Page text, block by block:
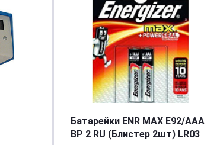
Батарейки ENR MAX E92/AAA
BP 2 RU (Блистер 2шт) LR03